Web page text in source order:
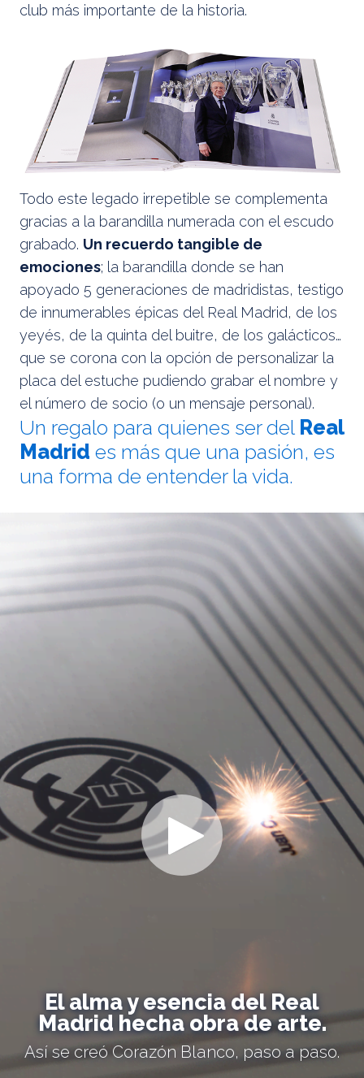
club más importante de la historia.
Todo este legado irrepetible se complementa
gracias a la barandilla numerada con el escudo
grabado. Un recuerdo tangible de
emociones; la barandilla donde se han
apoyado 5 generaciones de madridistas, testigo
de innumerables épicas del Real Madrid, de los
yeyés, de la quinta del buitre, de los galácticos…
que se corona con la opción de personalizar la
placa del estuche pudiendo grabar el nombre y
el número de socio (o un mensaje personal).
Un regalo para quienes ser del Real
Madrid es más que una pasión, es
una forma de entender la vida.
El alma y esencia del Real
Madrid hecha obra de arte.
Así se creó Corazón Blanco, paso a paso.